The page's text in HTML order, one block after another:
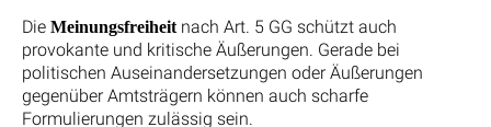
Die Meinungsfreiheitnach Art. 5 GG schützt auch
provokante und kritische Äußerungen. Gerade bei
politischen Auseinandersetzungen oder Äußerungen
gegenüber Amtsträgern können auch scharfe
Formulierungen zulässig sein.